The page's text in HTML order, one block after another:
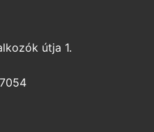
útja 1.